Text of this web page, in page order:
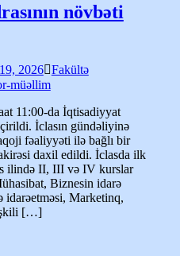
növbəti
2026
Fakültə
müəllim
11:00-da İqtisadiyyat
İclasın gündəliyinə
fəaliyyəti ilə bağlı bir
daxil edildi. İclasda ilk
ilində II, III və IV kurslar
Biznesin idarə
Marketinq,
[…]